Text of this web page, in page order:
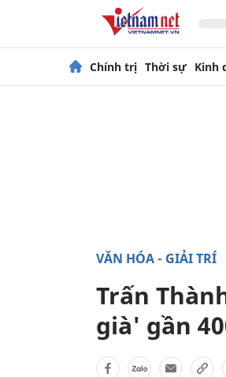
Chính trị Thời sự Kinh
VĂN HÓA - GIẢI TRÍ
Trấn
già' gần